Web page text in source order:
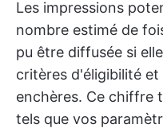
Les impressions
nombre estimé de
pu être diffusée si
critères d'éligibilité
enchères. Ce chiffre
tels que vos